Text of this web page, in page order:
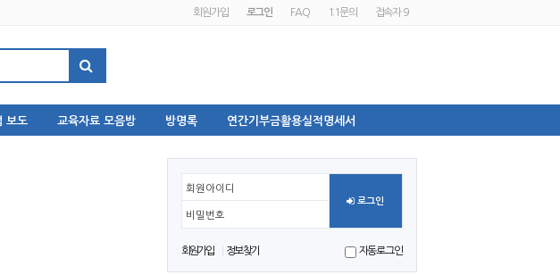
회원가입 로그인 FAQ 1:1문의 접속자 9
보도 교육자료 모음방 방명록 연간기부금활용실적명세서
회원아이디
비밀번호
로그인
회원가입 정보찾기 자동로그인